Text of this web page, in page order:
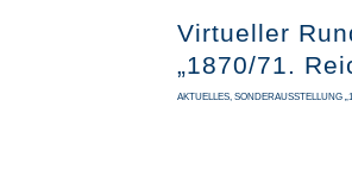
Virtueller
„1870/71.
AKTUELLES, SONDERAUSSTELLUNG